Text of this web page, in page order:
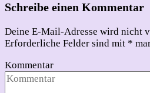
Schreibe einen Kommentar
Deine E-Mail-Adresse wird nicht
Erforderliche Felder sind mit *
Kommentar